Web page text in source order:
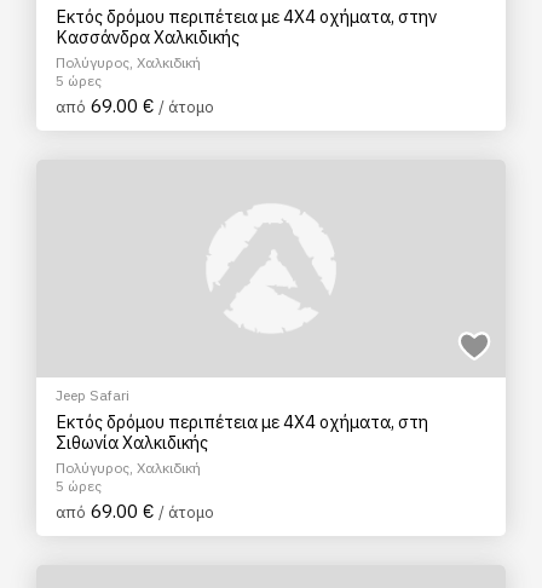
Εκτός δρόμου περιπέτεια με 4Χ4 οχήματα, στην
Κασσάνδρα Χαλκιδικής
Πολύγυρος, Χαλκιδική
5 ώρες
από 69.00 € / άτομο
Jeep Safari
Εκτός δρόμου περιπέτεια με 4Χ4 οχήματα, στη
Σιθωνία Χαλκιδικής
Πολύγυρος, Χαλκιδική
5 ώρες
από 69.00 € / άτομο